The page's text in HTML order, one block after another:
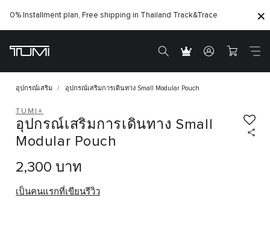
0% Installment plan, Free shipping in Thailand Track&Trace
อุปกรณ์เสริม อุปกรณ์เสริมการเดินทาง Small Modular Pouch
TUMI+
อุปกรณ์เสริมการเดินทาง Small
Modular Pouch
2,300 บาท
เป็นคนแรกที่เขียนรีวิว